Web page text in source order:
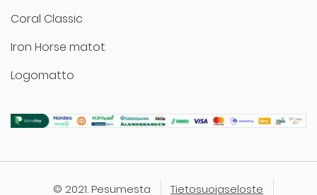
Coral Classic
Iron Horse matot
Logomatto
© 2021. Pesumesta Tietosuojaseloste